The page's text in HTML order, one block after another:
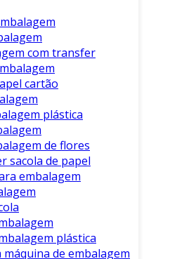
com transfer
cartão
plástica
de flores
sacola de papel
embalagem
plástica
máquina de embalagem